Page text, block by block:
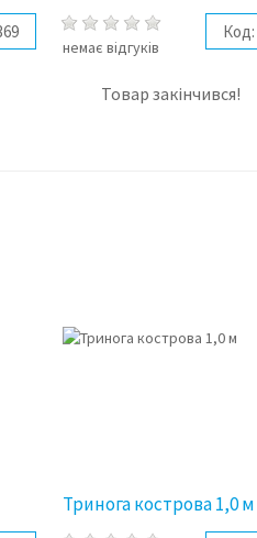
немає відгуків
Код:
Товар закінчився!
Тринога кострова 1,0 м